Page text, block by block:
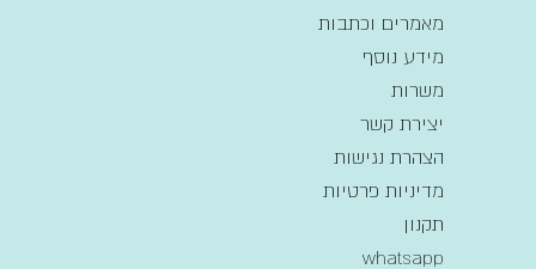
מאמרים וכתבות
מידע נוסף
משרות
יצירת קשר
הצהרת נגישות
מדיניות פרטיות
תקנון
whatsapp